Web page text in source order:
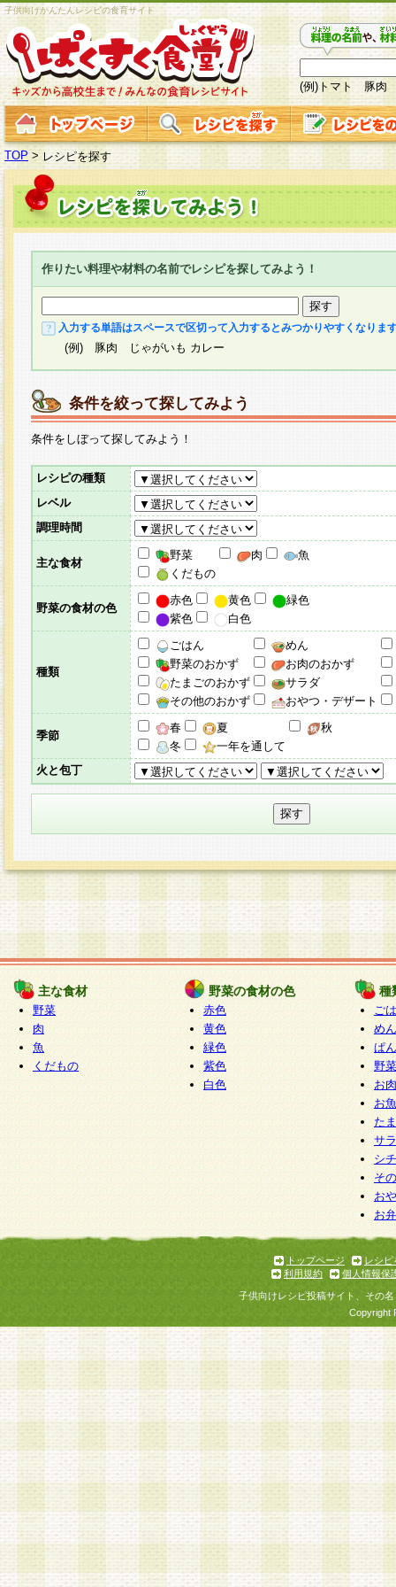
子供向けかんたんレシピの食育サイト
(例)トマト 豚肉
TOP > レシピを探す
作りたい料理や材料の名前でレシピを探してみよう！
入力する単語はスペースで区切って入力するとみつかりやすくなりま
(例) 豚肉 じゃがいも カレー
条件を絞って探してみよう
条件をしぼって探してみよう！
レシピの種類
レベル
調理時間
主な食材
野菜 肉
魚
くだもの
野菜の食材の色
赤色 黄色
緑色
紫色
白色
種類
ごはん
めん
野菜のおかず
お肉のおかず
たまごのおかず
サラダ
その他のおかず
おやつ・デザート
季節
春 夏
秋
冬
一年を通して
火と包丁
主な食材
野菜
肉
魚
くだもの
野菜の食材の色
赤色
黄色
緑色
紫色
白色
種
ご
めん
ぱん
野
お
お
た
サ
シ
そ
お
お
トップページ
レシピ
利用規約
個人情報保
子供向けレシピ投稿サイト、その
Copyright